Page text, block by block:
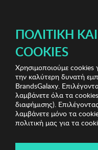
Biston Ανδρικές
BISTON
Biston
Λήγει σε: 00ημέρες | 00
ΠΟΛΙΤΙΚΉ
COOKIES
Χρησιμοποιούμε cookies
την καλύτερη δυνατή
BrandsGalaxy.
λαμβάνετε όλα τα
διαφήμισης).
λαμβάνετε μόνο τα
πολιτική μας για τα